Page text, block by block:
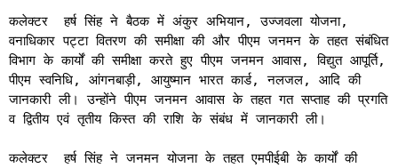
कलेक्टर हर्ष सिंह ने बैठक में अंकुर अभियान, उज्जवला योजना,
वनाधिकार पट्टा वितरण की समीक्षा की और पीएम जनमन के तहत संबंधित
विभाग के कार्यों की समीक्षा करते हुए पीएम जनमन आवास, विद्युत आपूर्ति,
पीएम स्वनिधि, आंगनबाड़ी, आयुष्मान भारत कार्ड, नलजल, आदि की
जानकारी ली। उन्होंने पीएम जनमन आवास के तहत गत सप्ताह की प्रगति
व द्वितीय एवं तृतीय किस्त की राशि के संबंध में जानकारी ली।
कलेक्टर हर्ष सिंह ने जनमन योजना के तहत एमपीईबी के कार्यों की